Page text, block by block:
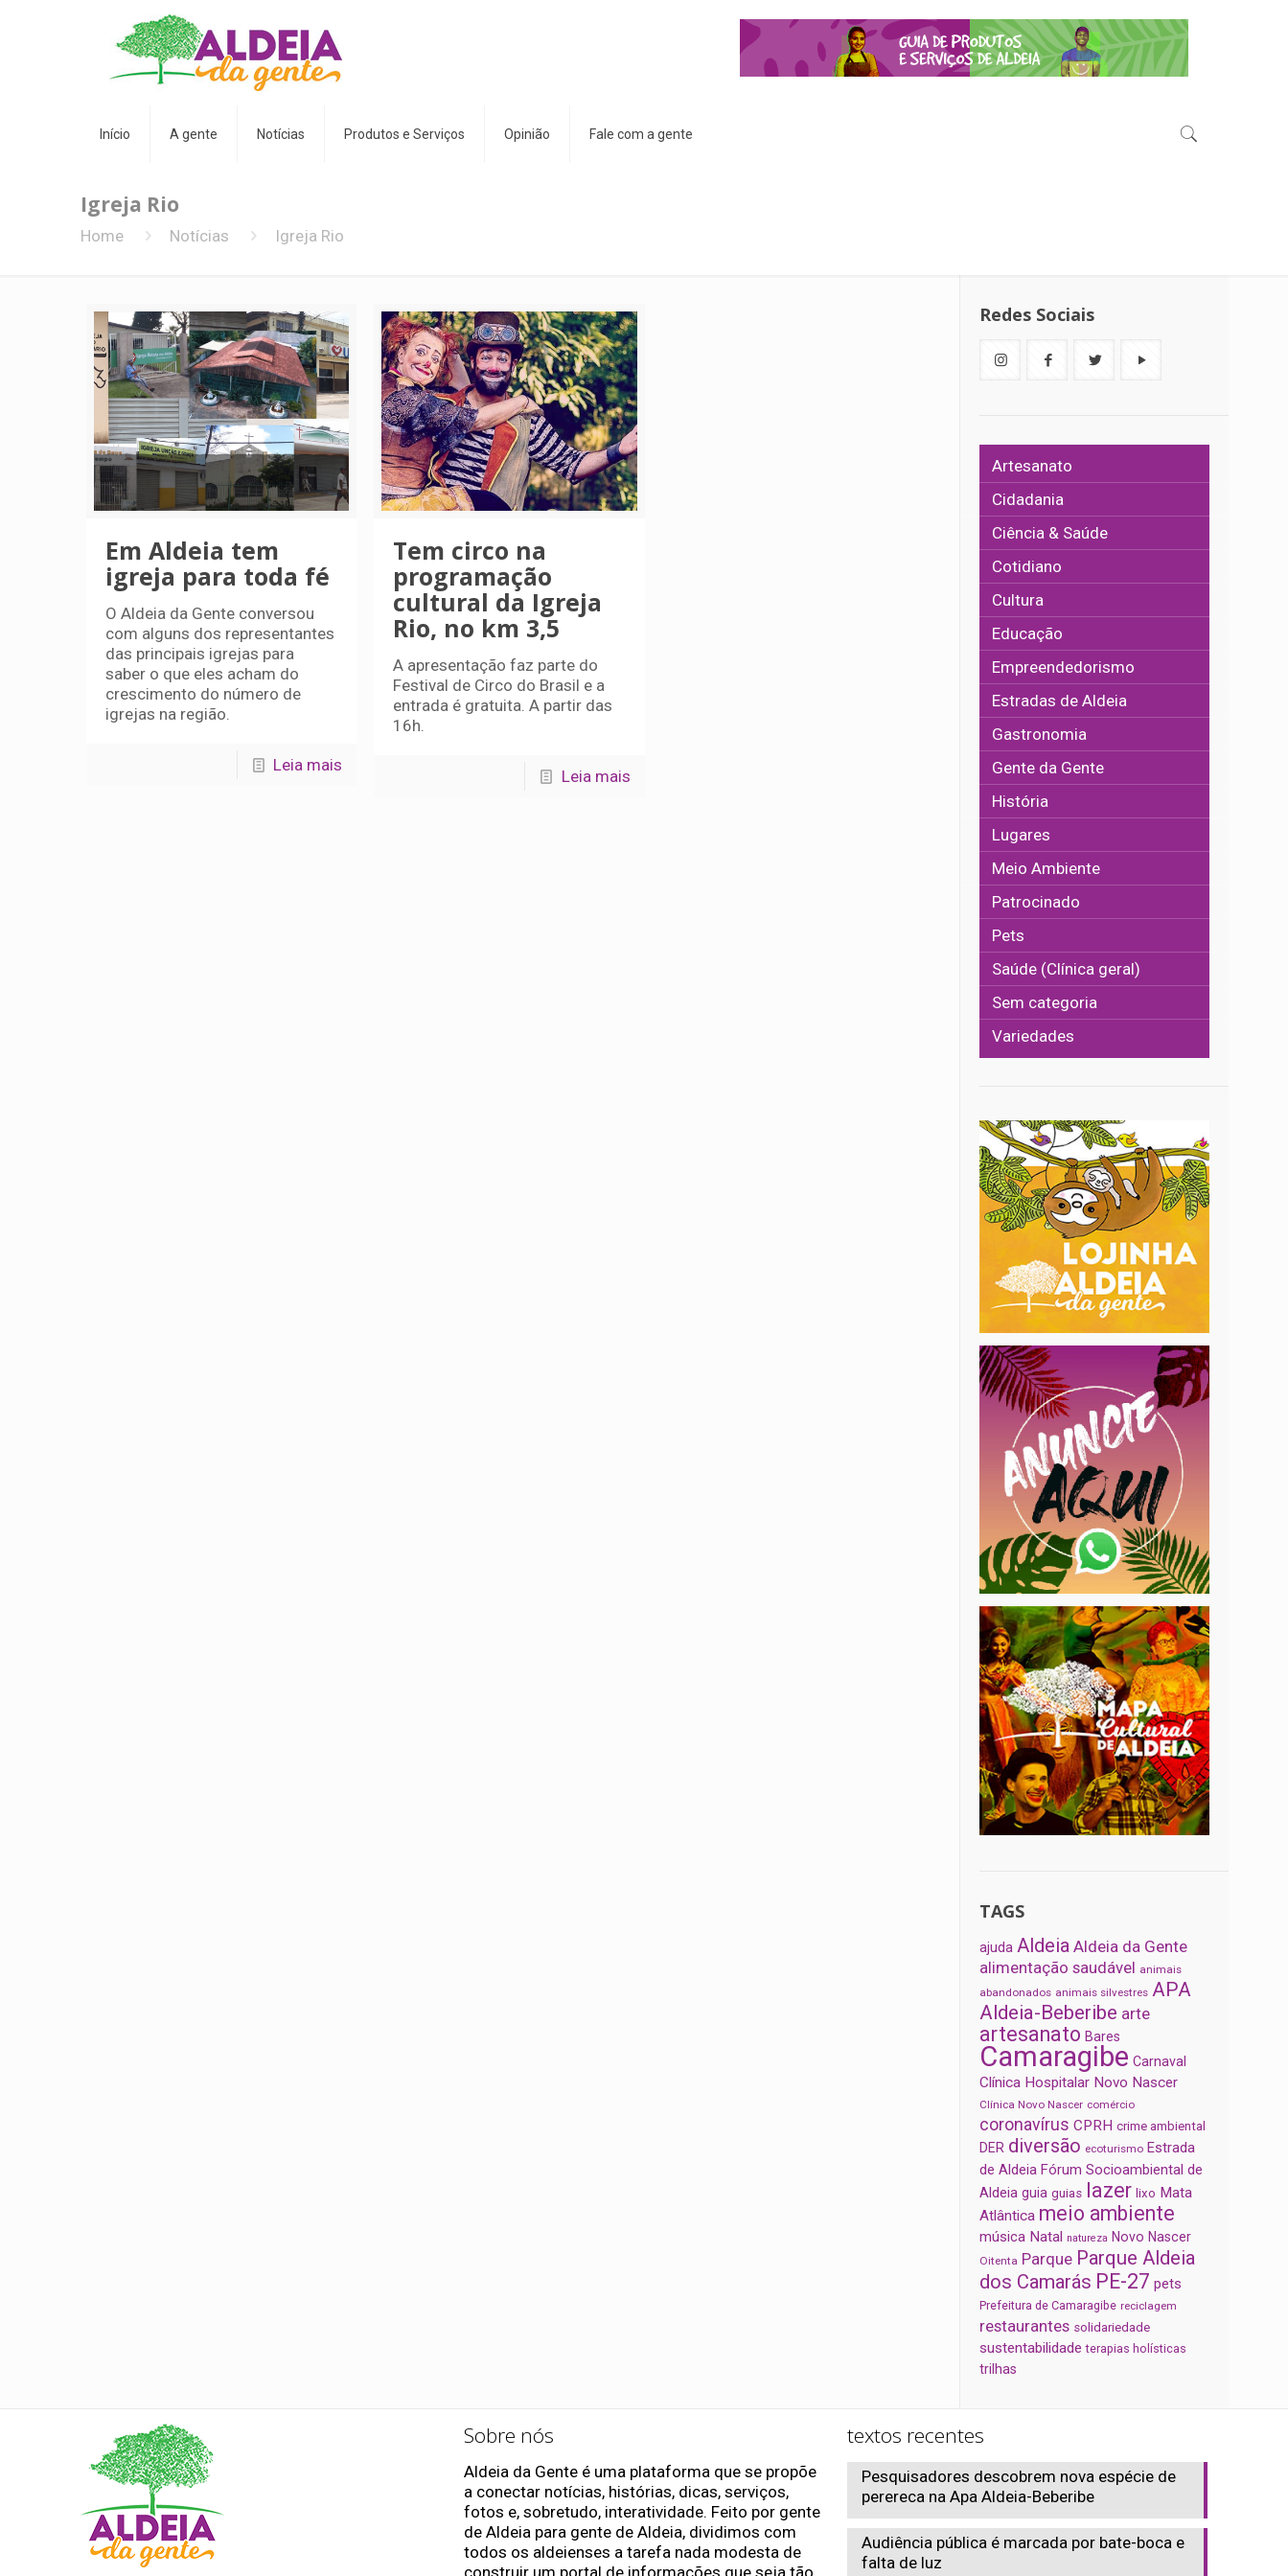
Início A gente Notícias Produtos e Serviços Opinião Fale com a gente
Igreja Rio
Home Notícias Igreja Rio
Em Aldeia tem
igreja para toda fé
O Aldeia da Gente conversou
com alguns dos representantes
das principais igrejas para
saber o que eles acham do
crescimento do número de
igrejas na região.
Leia mais
Tem circo na
programação
cultural da Igreja
Rio, no km 3,5
A apresentação faz parte do
Festival de Circo do Brasil e a
entrada é gratuita. A partir das
16h.
Leia mais
Redes Sociais
Artesanato
Cidadania
Ciência & Saúde
Cotidiano
Cultura
Educação
Empreendedorismo
Estradas de Aldeia
Gastronomia
Gente da Gente
História
Lugares
Meio Ambiente
Patrocinado
Pets
Saúde (Clínica geral)
Sem categoria
Variedades
TAGS
ajuda Aldeia Aldeia da Gente
alimentação saudável animais
abandonados animais silvestres APA
Aldeia-Beberibe arte
artesanato Bares
Camaragibe Carnaval
Clínica Hospitalar Novo Nascer
Clínica Novo Nascer comércio
coronavírus CPRH crime ambiental
DER diversão ecoturismo Estrada
de Aldeia Fórum Socioambiental de
Aldeia guia guias lazer lixo Mata
Atlântica meio ambiente
música Natal natureza Novo Nascer
Oitenta Parque Parque Aldeia
dos Camarás PE-27 pets
Prefeitura de Camaragibe reciclagem
restaurantes solidariedade
sustentabilidade terapias holísticas
trilhas
Sobre nós
Aldeia da Gente é uma plataforma que se propõe
a conectar notícias, histórias, dicas, serviços,
fotos e, sobretudo, interatividade. Feito por gente
de Aldeia para gente de Aldeia, dividimos com
todos os aldeienses a tarefa nada modesta de
construir um portal de informações que seja tão
textos recentes
Pesquisadores descobrem nova espécie de
perereca na Apa Aldeia-Beberibe
Audiência pública é marcada por bate-boca e
falta de luz